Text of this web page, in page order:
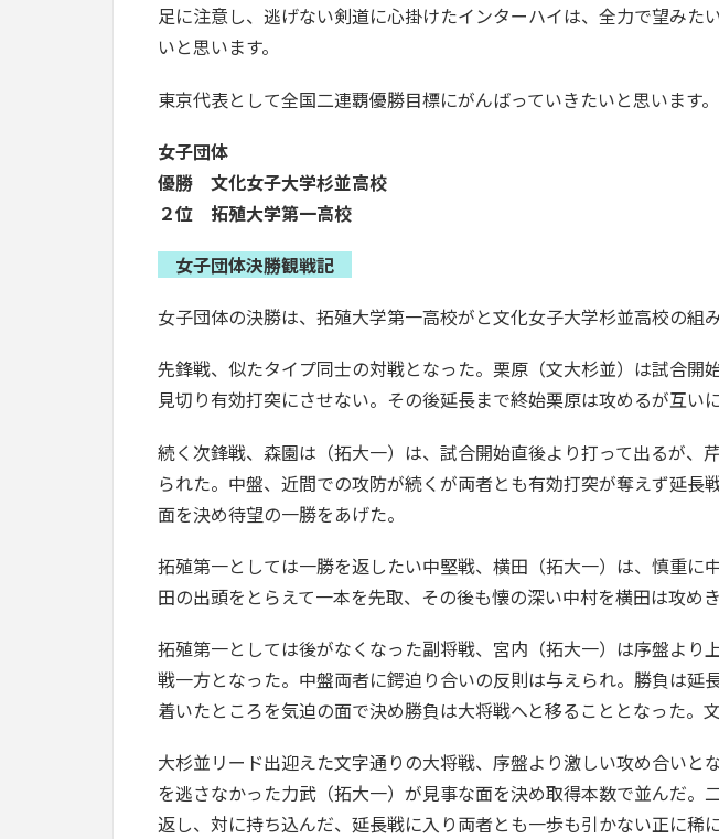
足に注意し、逃げない剣道に心掛けたインターハイは、全力で望み
いと思います。
東京代表として全国二連覇優勝目標にがんばっていきたいと思います。
女子団体
優勝 文化女子大学杉並高校
２位 拓殖大学第一高校
女子団体決勝観戦記
女子団体の決勝は、拓殖大学第一高校がと文化女子大学杉並高校の組
先鋒戦、似たタイプ同士の対戦となった。栗原（文大杉並）は試合
見切り有効打突にさせない。その後延長まで終始栗原は攻めるが互い
続く次鋒戦、森園は（拓大一）は、試合開始直後より打って出るが
られた。中盤、近間での攻防が続くが両者とも有効打突が奪えず延
面を決め待望の一勝をあげた。
拓殖第一としては一勝を返したい中堅戦、横田（拓大一）は、慎重
田の出頭をとらえて一本を先取、その後も懐の深い中村を横田は攻め
拓殖第一としては後がなくなった副将戦、宮内（拓大一）は序盤よ
戦一方となった。中盤両者に鍔迫り合いの反則は与えられ。勝負は
着いたところを気迫の面で決め勝負は大将戦へと移ることとなった。文
大杉並リード出迎えた文字通りの大将戦、序盤より激しい攻め合い
を逃さなかった力武（拓大一）が見事な面を決め取得本数で並んだ
返し、対に持ち込んだ、延長戦に入り両者とも一歩も引かない正に